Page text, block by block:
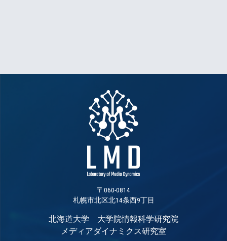
〒060-0814
札幌市北区北14条西9丁目
北海道大学 大学院情報科学研究院
メディアダイナミクス研究室